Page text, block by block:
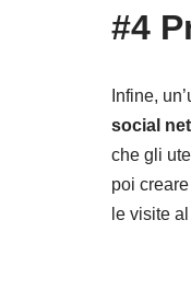
#4
Infine,
social
che gli
poi
le visite